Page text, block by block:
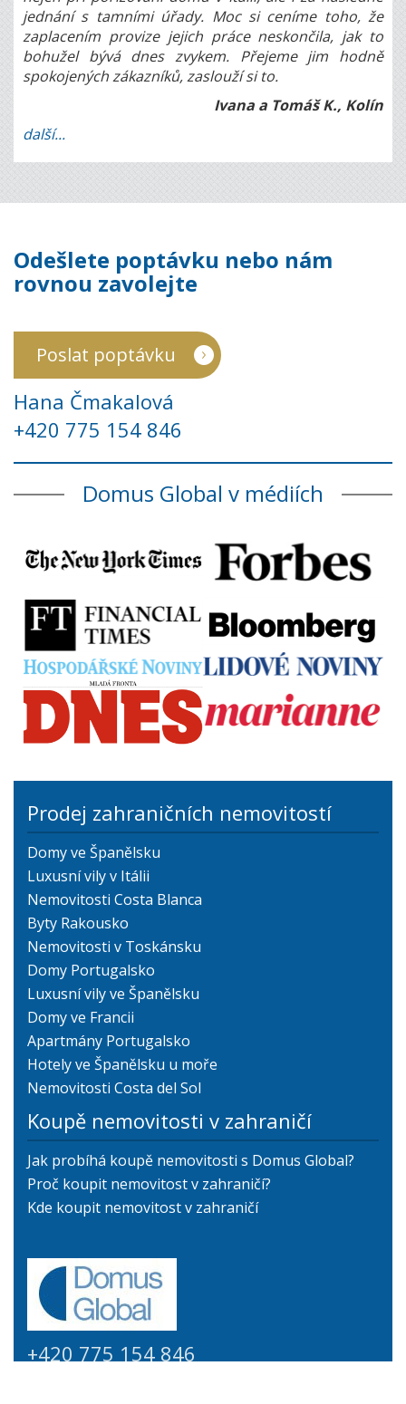
jednání s tamními úřady. Moc si ceníme toho, že
zaplacením provize jejich práce neskončila, jak to
bohužel bývá dnes zvykem. Přejeme jim hodně
spokojených zákazníků, zaslouží si to.
Ivana a Tomáš K., Kolín
další...
Odešlete poptávku nebo nám
rovnou zavolejte
Poslat poptávku
Hana Čmakalová
+420 775 154 846
Domus Global v médiích
Prodej zahraničních nemovitostí
Domy ve Španělsku
Luxusní vily v Itálii
Nemovitosti Costa Blanca
Byty Rakousko
Nemovitosti v Toskánsku
Domy Portugalsko
Luxusní vily ve Španělsku
Domy ve Francii
Apartmány Portugalsko
Hotely ve Španělsku u moře
Nemovitosti Costa del Sol
Koupě nemovitosti v zahraničí
Jak probíhá koupě nemovitosti s Domus Global?
Proč koupit nemovitost v zahraničí?
Kde koupit nemovitost v zahraničí
+420 775 154 846